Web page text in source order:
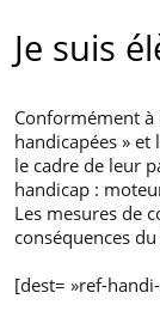
Je suis
Conformément à
handicapées »
le cadre de leur
handicap :
Les mesures de
conséquences
[dest= »ref-